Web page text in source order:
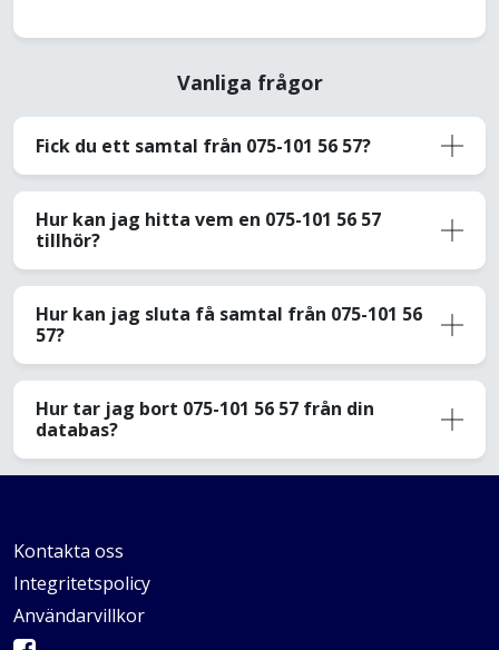
Vanliga frågor
Fick du ett samtal från 075-101 56 57?
Hur kan jag hitta vem en 075-101 56 57
tillhör?
Hur kan jag sluta få samtal från 075-101 56
57?
Hur tar jag bort 075-101 56 57 från din
databas?
Kontakta oss
Integritetspolicy
Användarvillkor